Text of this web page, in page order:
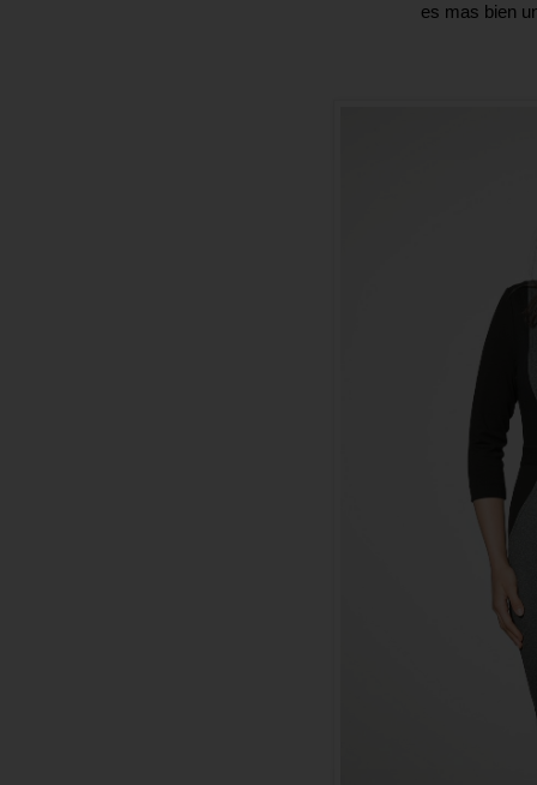
es mas bien